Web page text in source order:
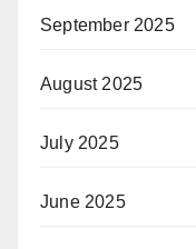
September 2025
August 2025
July 2025
June 2025